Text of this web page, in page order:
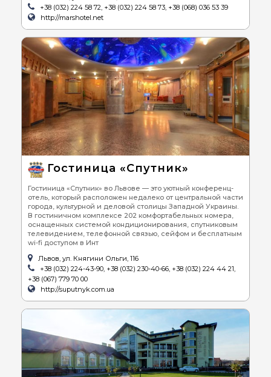
+38 (032) 224 58 72, +38 (032) 224 58 73, +38 (068) 036 53 39
http://marshotel.net
Гостиница «Спутник»
Гостиница «Спутник» во Львове — это уютный конференц-
отель, который расположен недалеко от центральной части
города, культурной и деловой столицы Западной Украины.
В гостиничном комплексе 202 комфортабельных номера,
оснащенных системой кондиционирования, спутниковым
телевидением, телефонной связью, сейфом и бесплатным
wi-fi доступом в Инт
Львов, ул. Княгини Ольги, 116
+38 (032) 224-43-90, +38 (032) 230-40-66, +38 (032) 224 44 21,
+38 (067) 779 70 00
http://suputnyk.com.ua